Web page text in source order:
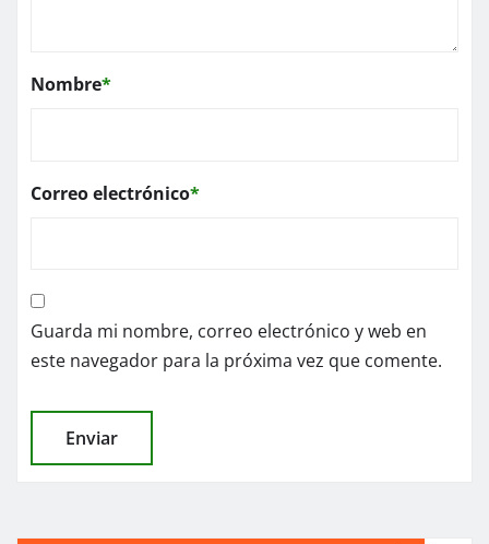
Nombre*
Correo electrónico*
Guarda mi nombre, correo electrónico y web en
este navegador para la próxima vez que comente.